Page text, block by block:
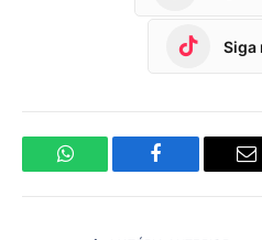
Siga
WhatsApp Facebook